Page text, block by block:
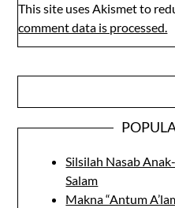
This site uses Akismet to
comment data is processed.
Silsilah Nasab
Salam
Makna “Antum